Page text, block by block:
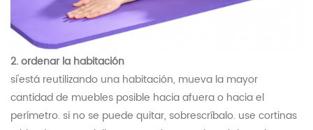
2. ordenar la habitación
si'está reutilizando una habitación, mueva la mayor
cantidad de muebles posible hacia afuera o hacia el
perímetro. si no se puede quitar, sobrescríbalo. use cortinas